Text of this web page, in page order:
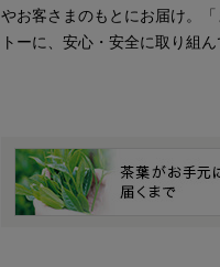
やお客さまのもとにお届け。
トーに、安心・安全に取り組ん